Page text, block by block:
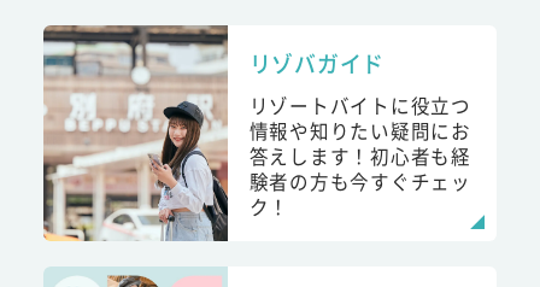
リゾバガイド
リゾートバイトに役立つ
情報や知りたい疑問にお
答えします！初心者も経
験者の方も今すぐチェッ
ク！